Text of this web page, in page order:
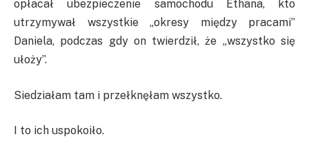
opłacał ubezpieczenie samochodu Ethana, kto
utrzymywał wszystkie „okresy między pracami”
Daniela, podczas gdy on twierdził, że „wszystko się
ułoży”.
Siedziałam tam i przełknęłam wszystko.
I to ich uspokoiło.